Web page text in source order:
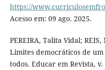
https://
Acesso em: 09 ago. 2025.
PEREIRA, Talita Vidal;
Limites democráticos de
todos. Educar em Revista,